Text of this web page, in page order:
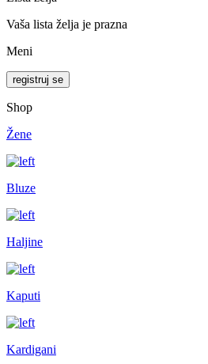
Vaša lista želja je prazna
Meni
registruj se
Shop
Žene
Bluze
Haljine
Kaputi
Kardigani